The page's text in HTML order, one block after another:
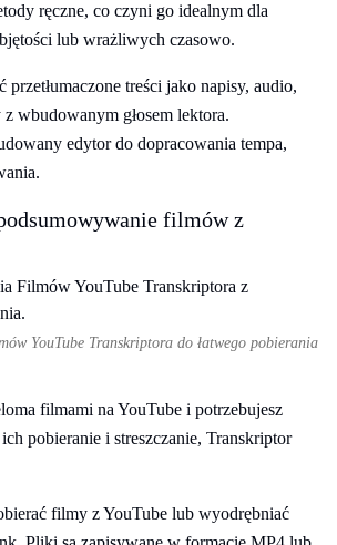
ręczne, co czyni go idealnym dla
lub wrażliwych czasowo.
przetłumaczone treści jako napisy, audio,
wbudowanym głosem lektora.
edytor do dopracowania tempa,
filmów z
YouTube Transkriptora do łatwego pobierania
filmami na YouTube i potrzebujesz
pobieranie i streszczanie, Transkriptor
filmy z YouTube lub wyodrębniać